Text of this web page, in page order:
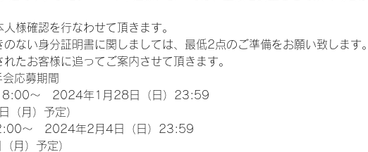
様確認を行なわせて頂きます。
ない身分証明書に関しましては、最低2点のご準備をお願い致します。
たお客様に追ってご案内させて頂きます。
応募期間
～　2024年1月28日（日）23:59
（月）予定）
～　2024年2月4日（日）23:59
月）予定）